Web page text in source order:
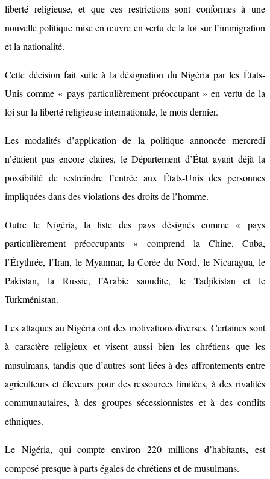
liberté religieuse, et que ces restrictions sont conformes à une
nouvelle politique mise en œuvre en vertu de la loi sur l’immigration
et la nationalité.
Cette décision fait suite à la désignation du Nigéria par les États-
Unis comme « pays particulièrement préoccupant » en vertu de la
loi sur la liberté religieuse internationale, le mois dernier.
Les modalités d’application de la politique annoncée mercredi
n’étaient pas encore claires, le Département d’État ayant déjà la
possibilité de restreindre l’entrée aux États-Unis des personnes
impliquées dans des violations des droits de l’homme.
Outre le Nigéria, la liste des pays désignés comme « pays
particulièrement préoccupants » comprend la Chine, Cuba,
l’Érythrée, l’Iran, le Myanmar, la Corée du Nord, le Nicaragua, le
Pakistan, la Russie, l’Arabie saoudite, le Tadjikistan et le
Turkménistan.
Les attaques au Nigéria ont des motivations diverses. Certaines sont
à caractère religieux et visent aussi bien les chrétiens que les
musulmans, tandis que d’autres sont liées à des affrontements entre
agriculteurs et éleveurs pour des ressources limitées, à des rivalités
communautaires, à des groupes sécessionnistes et à des conflits
ethniques.
Le Nigéria, qui compte environ 220 millions d’habitants, est
composé presque à parts égales de chrétiens et de musulmans.